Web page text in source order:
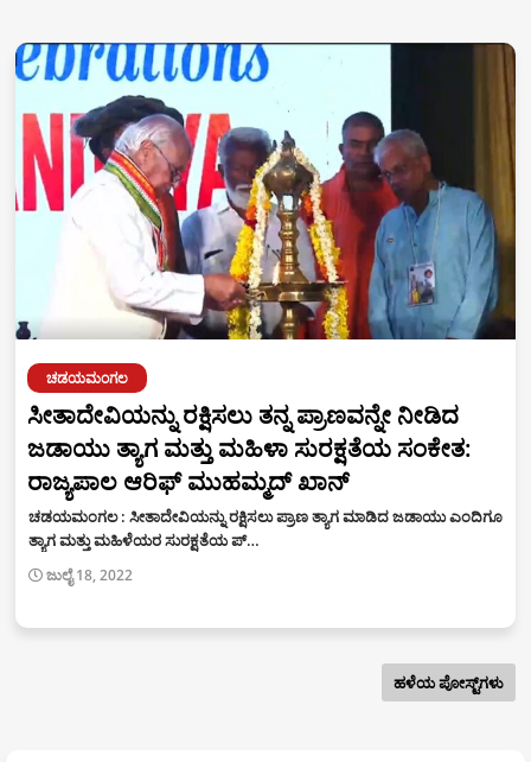
ಚಡಯಮಂಗಲ
ಸೀತಾದೇವಿಯನ್ನು ರಕ್ಷಿಸಲು ತನ್ನ ಪ್ರಾಣವನ್ನೇ ನೀಡಿದ
ಜಡಾಯು ತ್ಯಾಗ ಮತ್ತು ಮಹಿಳಾ ಸುರಕ್ಷತೆಯ ಸಂಕೇತ:
ರಾಜ್ಯಪಾಲ ಆರಿಫ್ ಮುಹಮ್ಮದ್ ಖಾನ್
ಚಡಯಮಂಗಲ : ಸೀತಾದೇವಿಯನ್ನು ರಕ್ಷಿಸಲು ಪ್ರಾಣ ತ್ಯಾಗ ಮಾಡಿದ ಜಡಾಯು ಎಂದಿಗೂ
ತ್ಯಾಗ ಮತ್ತು ಮಹಿಳೆಯರ ಸುರಕ್ಷತೆಯ ಪ್…
ಜುಲೈ 18, 2022
ಹಳೆಯ ಪೋಸ್ಟ್‌ಗಳು